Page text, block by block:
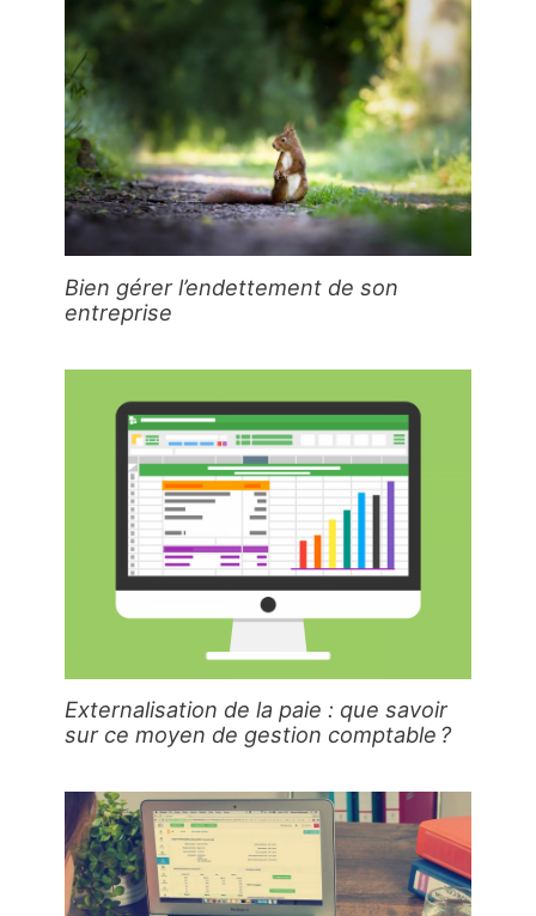
Bien gérer l’endettement de son
entreprise
Externalisation de la paie : que savoir
sur ce moyen de gestion comptable ?